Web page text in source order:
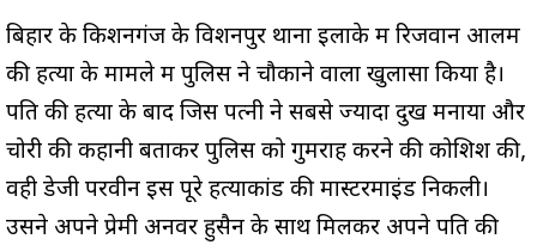
बिहार के किशनगंज के विशनपुर थाना इलाके में रिजवान आलम
की हत्या के मामले में पुलिस ने चौकाने वाला खुलासा किया है।
पति की हत्या के बाद जिस पत्नी ने सबसे ज्यादा दुख मनाया और
चोरी की कहानी बताकर पुलिस को गुमराह करने की कोशिश की,
वही डेजी परवीन इस पूरे हत्याकांड की मास्टरमाइंड निकली।
उसने अपने प्रेमी अनवर हुसैन के साथ मिलकर अपने पति की